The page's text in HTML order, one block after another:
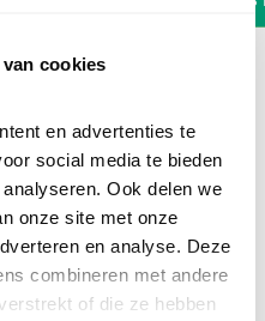
cookies
en advertenties te
social media te bieden
Ook delen we
onze site met onze
en analyse. Deze
combineren met andere
of die ze hebben